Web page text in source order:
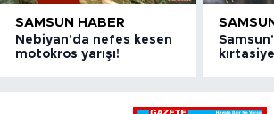
SAMSUN HABER
Nebiyan'da nefes kesen
motokros yarışı!